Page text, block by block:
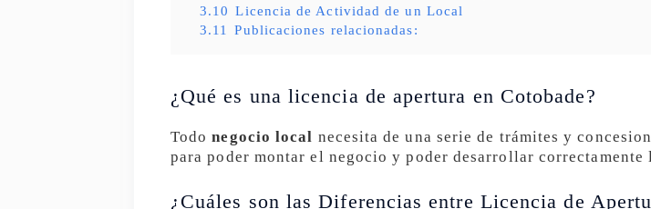
3.10 Licencia de Actividad de un Local
3.11
Publicaciones relacionadas:
¿Qué es una licencia de apertura en Cotobade?
Todonegocio local necesita de una serie de trámites y
para poder montar el negocio y poder desarrollar
¿Cuáles son las Diferencias entre Licencia de